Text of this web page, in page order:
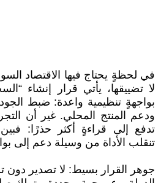
في لحظةٍ يحتاج فيها الاقتصاد
لا تضييقها، يأتي قرار إنشاء
بواجهةٍ تنظيمية واعدة: ضبط
ودعم المنتج المحلي. غير أن
تدفع إلى قراءةٍ أكثر حذرًا:
تنقلب الأداة من وسيلة دعم إلى
جوهر القرار بسيط: لا تصدير دون